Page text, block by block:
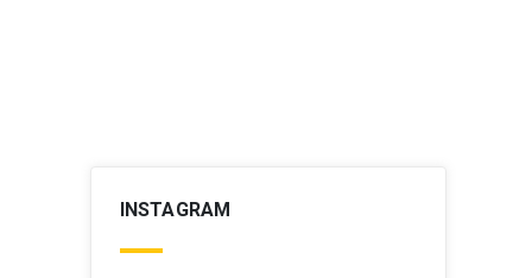
INSTAGRAM